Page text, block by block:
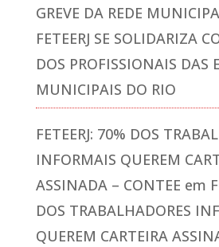
GREVE DA REDE
FETEERJ SE SOLIDARIZA
DOS PROFISSIONAIS DAS
MUNICIPAIS DO RIO
FETEERJ: 70% DOS
INFORMAIS QUEREM
ASSINADA – CONTEE em
DOS TRABALHADORES
QUEREM CARTEIRA